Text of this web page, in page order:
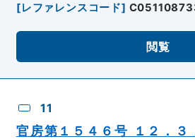
[レファレンスコード]
閲覧
11
官房第１５４６号 １２．３